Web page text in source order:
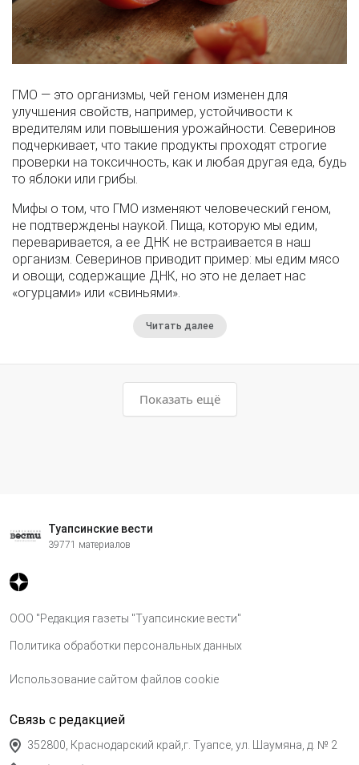
ГМО — это организмы, чей геном изменен для
улучшения свойств, например, устойчивости к
вредителям или повышения урожайности. Северинов
подчеркивает, что такие продукты проходят строгие
проверки на токсичность, как и любая другая еда, будь
то яблоки или грибы.
Мифы о том, что ГМО изменяют человеческий геном,
не подтверждены наукой. Пища, которую мы едим,
переваривается, а ее ДНК не встраивается в наш
организм. Северинов приводит пример: мы едим мясо
и овощи, содержащие ДНК, но это не делает нас
«огурцами» или «свиньями».
Читать далее
Показать ещё
Туапсинские вести
39771 материалов
ООО "Редакция газеты "Туапсинские вести"
Политика обработки персональных данных
Использование сайтом файлов cookie
Связь с редакцией
352800, Краснодарский край,г. Туапсе, ул. Шаумяна, д. № 2